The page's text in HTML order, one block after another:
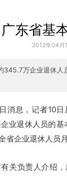
广东省基
2012年04月
345.7万企业退休
息，记者10日
业退休人员的
省企业退休人员
负责人介绍，